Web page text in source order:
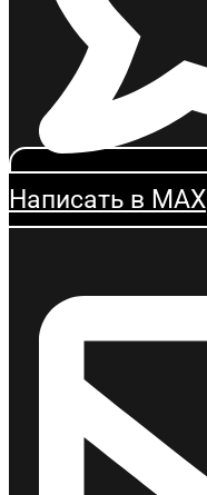
Написать в MAX